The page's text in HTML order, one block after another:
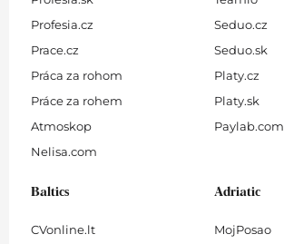
Profesia.cz
Prace.cz
Práca za rohom
Práce za rohem
Atmoskop
Nelisa.com
Seduo.cz
Seduo.sk
Platy.cz
Platy.sk
Paylab.com
Baltics
CVonline.lt
Adriatic
MojPosao